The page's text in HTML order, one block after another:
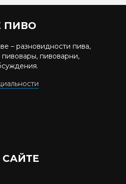
ПИВО
– разновидности пива,
пивоварни,